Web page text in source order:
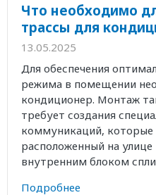
Что необходимо
трассы для
13.05.2025
Для обеспечения
режима в помещении
кондиционер. Монтаж
требует создания
коммуникаций, которые
расположенный на
внутренним блоком
Подробнее